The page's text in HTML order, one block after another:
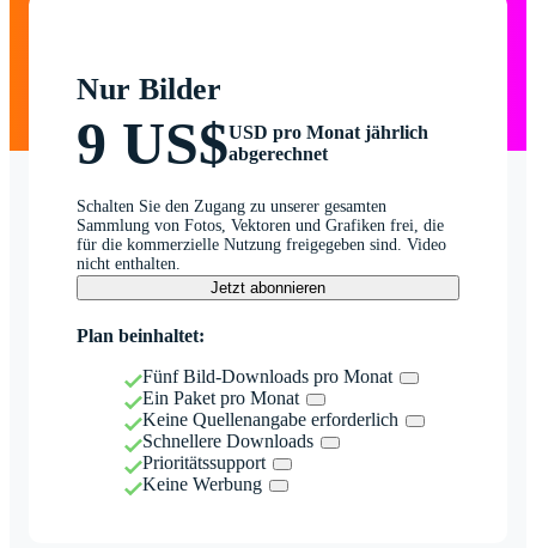
Nur Bilder
9 US$USD pro Monat jährlich
abgerechnet
Schalten Sie den Zugang zu unserer gesamten
Sammlung von Fotos, Vektoren und Grafiken frei, die
für die kommerzielle Nutzung freigegeben sind. Video
nicht enthalten.
Jetzt abonnieren
Plan beinhaltet:
Fünf Bild-Downloads pro Monat
Ein Paket pro Monat
Keine Quellenangabe erforderlich
Schnellere Downloads
Prioritätssupport
Keine Werbung